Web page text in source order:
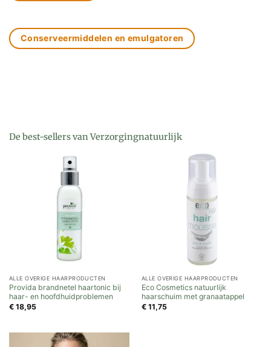
Conserveermiddelen en emulgatoren
De best-sellers van Verzorgingnatuurlijk
ALLE OVERIGE HAARPRODUCTEN
Provida brandnetel haartonic bij
haar- en hoofdhuidproblemen
€18,95
ALLE OVERIGE HAARPRODUCTEN
Eco Cosmetics natuurlijk
haarschuim met granaatappel
€11,75